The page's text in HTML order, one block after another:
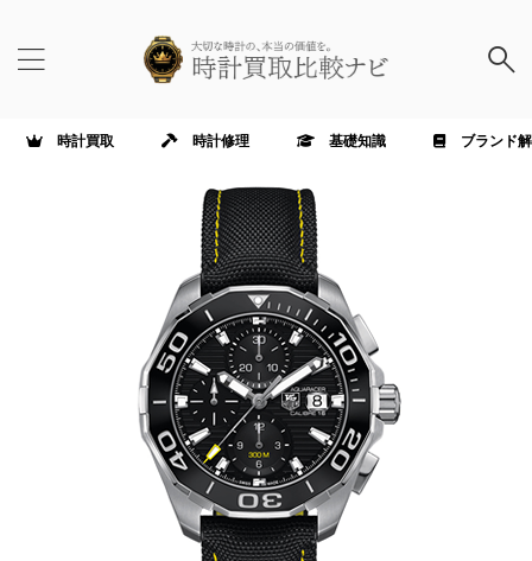
時計買取 時計修理 基礎知識 ブランド